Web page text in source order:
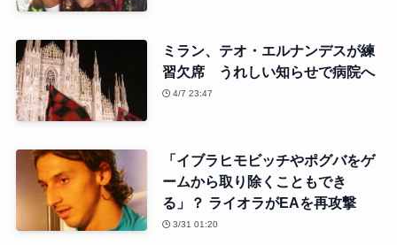
ミラン、テオ・エルナンデスが練
習欠席 うれしい知らせで病院へ
4/7 23:47
「イブラヒモビッチやポグバをゲ
ームから取り除くこともでき
る」？ ライオラがEAを再攻撃
3/31 01:20